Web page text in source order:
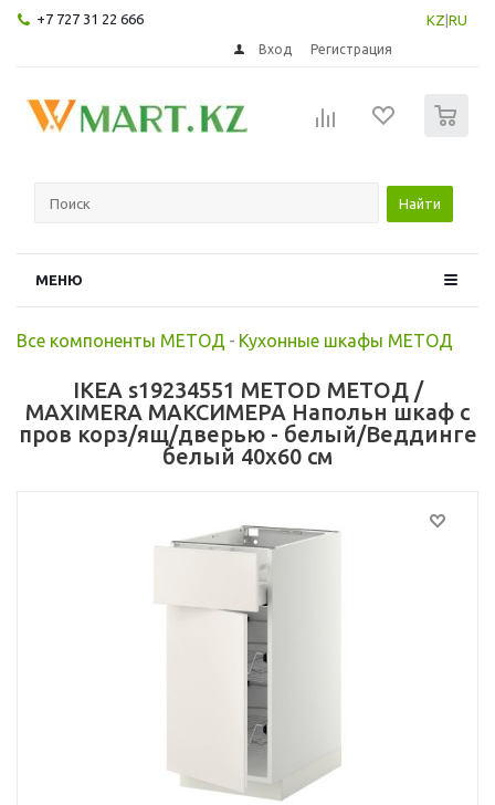
+7 727 31 22 666 KZ RU
Вход Регистрация
Найти
МЕНЮ
Все компоненты МЕТОД - Кухонные шкафы МЕТОД
IKEA s19234551 METOD МЕТОД /
MAXIMERA МАКСИМЕРА Напольн шкаф с
пров корз/ящ/дверью - белый/Веддинге
белый 40x60 см